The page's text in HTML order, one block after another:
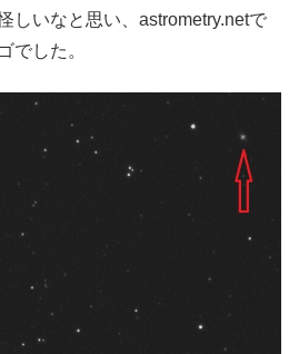
しいなと思い、astrometry.netで
でした。